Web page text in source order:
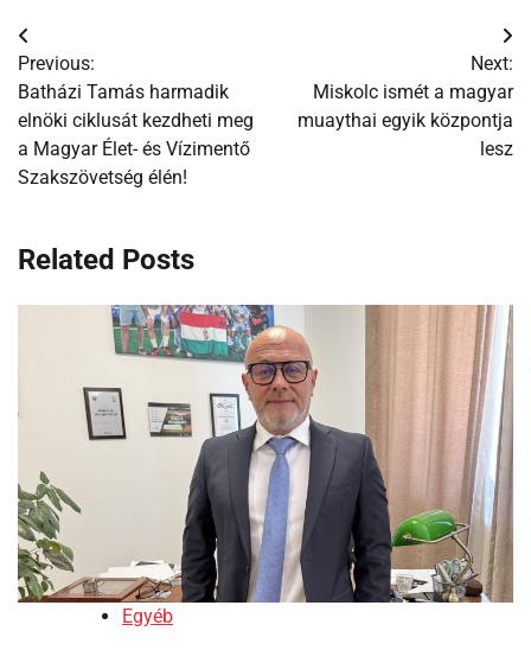
Bejegyzés
navigáció
Previous:
Batházi Tamás harmadik
elnöki ciklusát kezdheti meg
a Magyar Élet- és Vízimentő
Szakszövetség élén!
Next:
Miskolc ismét a magyar
muaythai egyik központja
lesz
Related Posts
Egyéb